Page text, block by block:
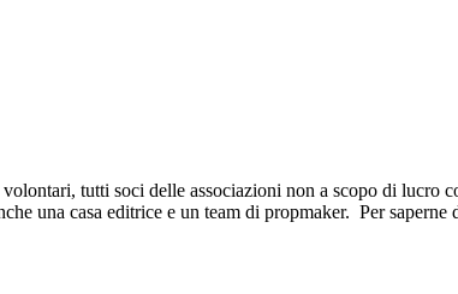
tutti soci delle associazioni non a scopo di
una casa editrice e un team di propmaker. Per saperne